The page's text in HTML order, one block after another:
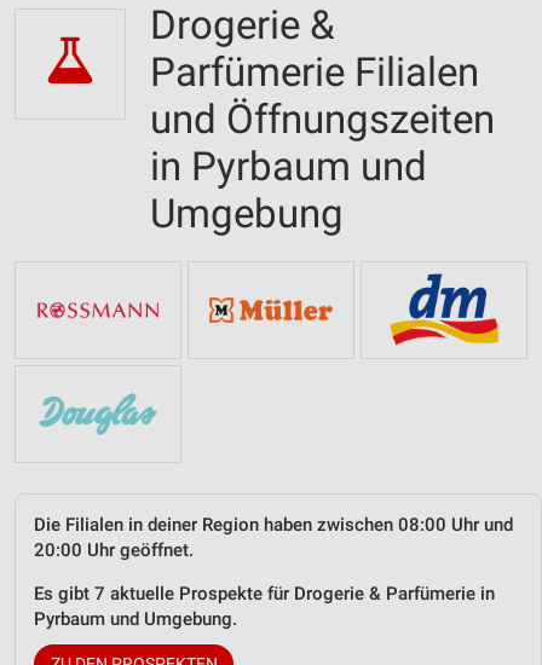
Drogerie &
Parfümerie Filialen
und Öffnungszeiten
in Pyrbaum und
Umgebung
Die Filialen in deiner Region haben zwischen 08:00 Uhr und
20:00 Uhr geöffnet.
Es gibt 7 aktuelle Prospekte für Drogerie & Parfümerie in
Pyrbaum und Umgebung.